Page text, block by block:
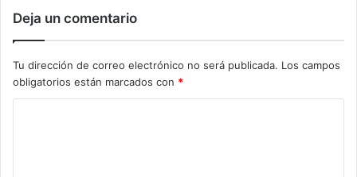
Deja un comentario
Tu dirección de correo electrónico no será publicada. Los campos
obligatorios están marcados con *